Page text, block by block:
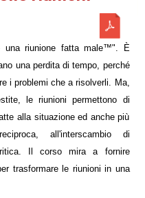
una riunione fatta male™". È
una perdita di tempo, perché
i problemi che a risolverli. Ma,
le riunioni permettono di
alla situazione ed anche più
all'interscambio di
Il corso mira a fornire
trasformare le riunioni in una